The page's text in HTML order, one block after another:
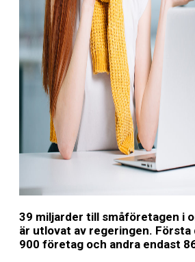
39 miljarder till småföretagen i
är utlovat av regeringen. Första
900 företag och andra endast